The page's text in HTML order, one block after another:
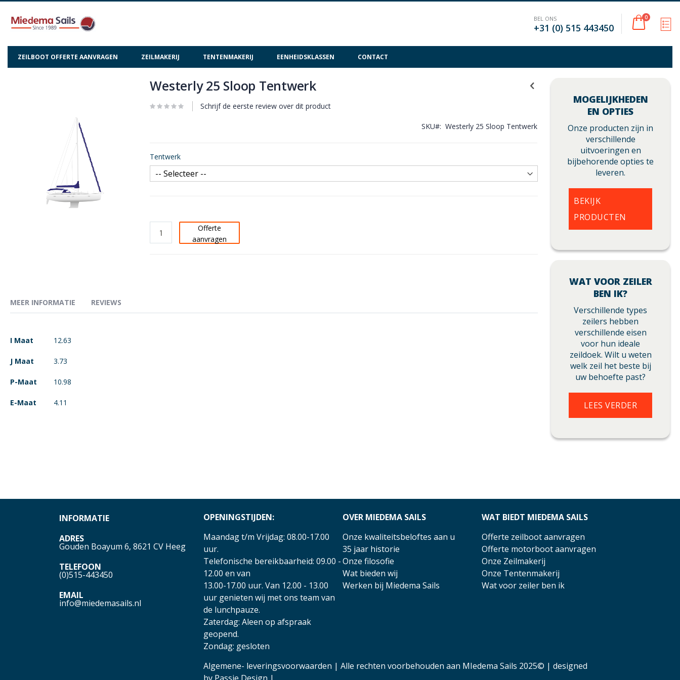
Cart
0
BEL ONS
+31 (0) 515 443450
ZEILBOOT OFFERTE AANVRAGEN ZEILMAKERIJ TENTENMAKERIJ EENHEIDSKLASSEN CONTACT
naar
het
gallerij
Westerly 25 Sloop Tentwerk
Schrijf de eerste review over dit product
SKU Westerly 25 Sloop Tentwerk
Tentwerk
Offerte
aanvragen
MEER INFORMATIE
Meer
I Maat 12.63
J Maat 3.73
P-Maat 10.98
E-Maat 4.11
REVIEWS
MOGELIJKHEDEN
EN OPTIES
Onze producten zijn in
verschillende
uitvoeringen en
bijbehorende opties te
leveren.
BEKIJK
PRODUCTEN
WAT VOOR ZEILER
BEN IK?
Verschillende types
zeilers hebben
verschillende eisen
voor hun ideale
zeildoek. Wilt u weten
welk zeil het beste bij
uw behoefte past?
LEES VERDER
INFORMATIE
ADRES
Gouden Boayum 6, 8621 CV Heeg
TELEFOON
(0)515-443450
EMAIL
info@miedemasails.nl
OPENINGSTIJDEN:
Maandag t/m Vrijdag: 08.00-17.00
uur.
Telefonische bereikbaarheid: 09.00 -
12.00 en van
13.00-17.00 uur. Van 12.00 - 13.00
uur genieten wij met ons team van
de lunchpauze.
Zaterdag: Aleen op afspraak
geopend.
Zondag: gesloten
OVER MIEDEMA SAILS
Onze kwaliteitsbeloftes aan u
35 jaar historie
Onze filosofie
Wat bieden wij
Werken bij Miedema Sails
WAT BIEDT MIEDEMA SAILS
Offerte zeilboot aanvragen
Offerte motorboot aanvragen
Onze Zeilmakerij
Onze Tentenmakerij
Wat voor zeiler ben ik
Algemene- leveringsvoorwaarden | Alle rechten voorbehouden aan MIedema Sails 2025© | designed